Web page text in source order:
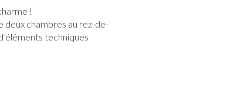
!
deux chambres au rez-de-
techniques
et la situation recherchée